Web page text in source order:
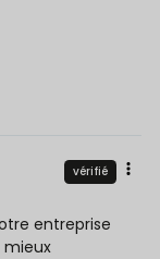
vérifié
entreprise
mieux